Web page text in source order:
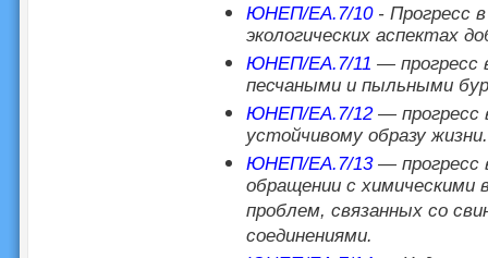
ЮНЕП/EA.7/10- Прогресс
экологических аспектах
ЮНЕП/EA.7/11 — прогресс
песчаными и пыльными
ЮНЕП/EA.7/12— прогресс
устойчивому образу жизни.
ЮНЕП/EA.7/13— прогресс
обращении с
проблем, связанных со
соединениями.